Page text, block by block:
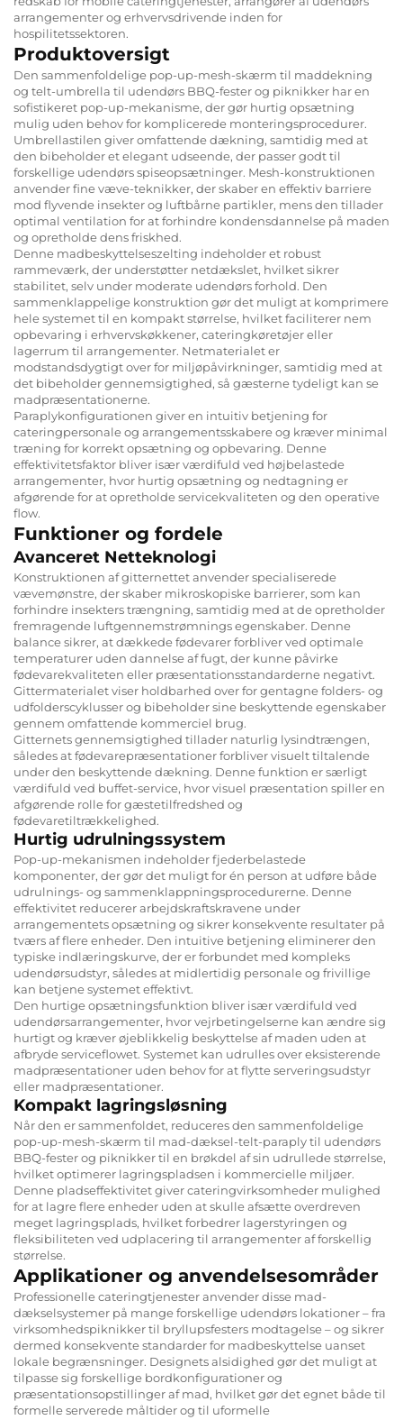
arrangementer og erhvervsdrivende inden for
hospilitetssektoren.
Produktoversigt
Den sammenfoldelige pop-up-mesh-skærm til maddekning
og telt-umbrella til udendørs BBQ-fester og piknikker har en
sofistikeret pop-up-mekanisme, der gør hurtig opsætning
mulig uden behov for komplicerede monteringsprocedurer.
Umbrellastilen giver omfattende dækning, samtidig med at
den bibeholder et elegant udseende, der passer godt til
forskellige udendørs spiseopsætninger. Mesh-konstruktionen
anvender fine væve-teknikker, der skaber en effektiv barriere
mod flyvende insekter og luftbårne partikler, mens den tillader
optimal ventilation for at forhindre kondensdannelse på maden
og opretholde dens friskhed.
Denne madbeskyttelseszelting indeholder et robust
rammeværk, der understøtter netdækslet, hvilket sikrer
stabilitet, selv under moderate udendørs forhold. Den
sammenklappelige konstruktion gør det muligt at komprimere
hele systemet til en kompakt størrelse, hvilket faciliterer nem
opbevaring i erhvervskøkkener, cateringkøretøjer eller
lagerrum til arrangementer. Netmaterialet er
modstandsdygtigt over for miljøpåvirkninger, samtidig med at
det bibeholder gennemsigtighed, så gæsterne tydeligt kan se
madpræsentationerne.
Paraplykonfigurationen giver en intuitiv betjening for
cateringpersonale og arrangementsskabere og kræver minimal
træning for korrekt opsætning og opbevaring. Denne
effektivitetsfaktor bliver især værdifuld ved højbelastede
arrangementer, hvor hurtig opsætning og nedtagning er
afgørende for at opretholde servicekvaliteten og den operative
flow.
Funktioner og fordele
Avanceret Netteknologi
Konstruktionen af gitternettet anvender specialiserede
vævemønstre, der skaber mikroskopiske barrierer, som kan
forhindre insekters trængning, samtidig med at de opretholder
fremragende luftgennemstrømnings egenskaber. Denne
balance sikrer, at dækkede fødevarer forbliver ved optimale
temperaturer uden dannelse af fugt, der kunne påvirke
fødevarekvaliteten eller præsentationsstandarderne negativt.
Gittermaterialet viser holdbarhed over for gentagne folders- og
udfolderscyklusser og bibeholder sine beskyttende egenskaber
gennem omfattende kommerciel brug.
Gitternets gennemsigtighed tillader naturlig lysindtrængen,
således at fødevarepræsentationer forbliver visuelt tiltalende
under den beskyttende dækning. Denne funktion er særligt
værdifuld ved buffet-service, hvor visuel præsentation spiller en
afgørende rolle for gæstetilfredshed og
fødevaretiltrækkelighed.
Hurtig udrulningssystem
Pop-up-mekanismen indeholder fjederbelastede
komponenter, der gør det muligt for én person at udføre både
udrulnings- og sammenklappningsprocedurerne. Denne
effektivitet reducerer arbejdskraftskravene under
arrangementets opsætning og sikrer konsekvente resultater på
tværs af flere enheder. Den intuitive betjening eliminerer den
typiske indlæringskurve, der er forbundet med kompleks
udendørsudstyr, således at midlertidig personale og frivillige
kan betjene systemet effektivt.
Den hurtige opsætningsfunktion bliver især værdifuld ved
udendørsarrangementer, hvor vejrbetingelserne kan ændre sig
hurtigt og kræver øjeblikkelig beskyttelse af maden uden at
afbryde serviceflowet. Systemet kan udrulles over eksisterende
madpræsentationer uden behov for at flytte serveringsudstyr
eller madpræsentationer.
Kompakt lagringsløsning
Når den er sammenfoldet, reduceres den sammenfoldelige
pop-up-mesh-skærm til mad-dæksel-telt-paraply til udendørs
BBQ-fester og piknikker til en brøkdel af sin udrullede størrelse,
hvilket optimerer lagringspladsen i kommercielle miljøer.
Denne pladseffektivitet giver cateringvirksomheder mulighed
for at lagre flere enheder uden at skulle afsætte overdreven
meget lagringsplads, hvilket forbedrer lagerstyringen og
fleksibiliteten ved udplacering til arrangementer af forskellig
størrelse.
Applikationer og anvendelsesområder
Professionelle cateringtjenester anvender disse mad-
dækselsystemer på mange forskellige udendørs lokationer – fra
virksomhedspiknikker til bryllupsfesters modtagelse – og sikrer
dermed konsekvente standarder for madbeskyttelse uanset
lokale begrænsninger. Designets alsidighed gør det muligt at
tilpasse sig forskellige bordkonfigurationer og
præsentationsopstillinger af mad, hvilket gør det egnet både til
formelle serverede måltider og til uformelle